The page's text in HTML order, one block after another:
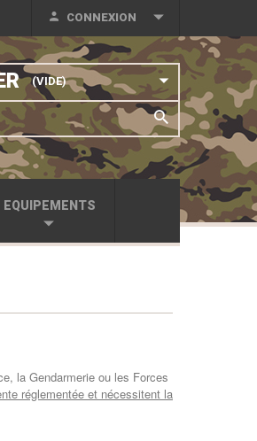
CONNEXION
(VIDE)
EQUIPEMENTS
la Gendarmerie ou les Forces
réglementée et nécessitent la